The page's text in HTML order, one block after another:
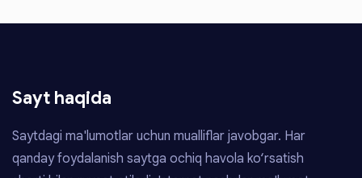
Sayt haqida
Saytdagi ma'lumotlar uchun mualliflar javobgar. Har
qanday foydalanish saytga ochiq havola ko‘rsatish